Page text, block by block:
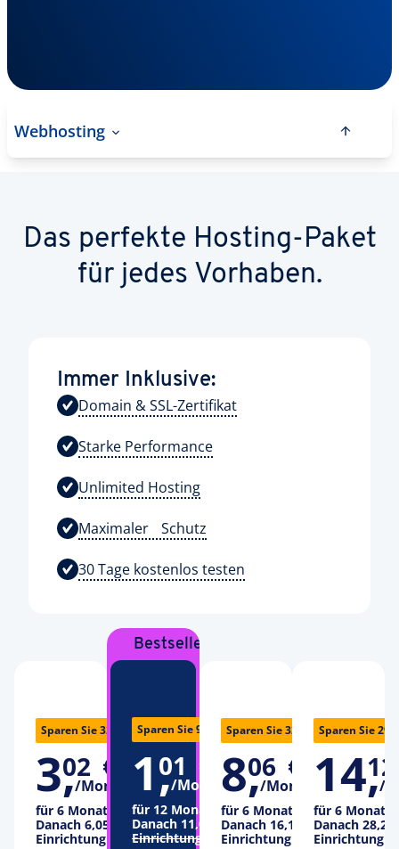
Webhosting
Das perfekte Hosting-Paket
für jedes Vorhaben.
Immer Inklusive:
Domain & SSL-Zertifikat
Starke Performance
Unlimited Hosting
Maximaler Schutz
30 Tage kostenlos testen
Sparen Sie 32% 7,06 €
3,
02 €
/Monat
für 6 Monate
Danach 6,05 €
/Monat
Einrichtung
10,08 €
Bestseller
Sparen Sie 92% 12,10 €
1,
01
/Monat
für 12 Monate
Danach 11,09 €/Monat
Einrichtung
10,08 €
Sparen Sie 32% 18,15 €
8,
06 €
/Monat
für 6 Monate
Danach 16,13 €
/Monat
Einrichtung
10,08 €
Sparen Sie 29%
14,
12
/
für 6 Monate
Danach 28,24
Einrichtung